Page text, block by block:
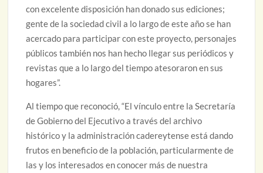
con excelente disposición han donado sus ediciones;
gente de la sociedad civil a lo largo de este año se han
acercado para participar con este proyecto, personajes
públicos también nos han hecho llegar sus periódicos y
revistas que a lo largo del tiempo atesoraron en sus
hogares”.
Al tiempo que reconoció, “El vínculo entre la Secretaría
de Gobierno del Ejecutivo a través del archivo
histórico y la administración cadereytense está dando
frutos en beneficio de la población, particularmente de
las y los interesados en conocer más de nuestra